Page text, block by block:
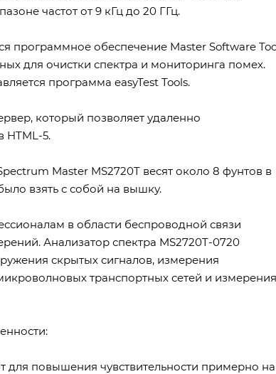
частот от 9 кГц до 20 ГГц.
программное обеспечение Master Software
для очистки спектра и мониторинга помех.
программа easyTest Tools.
который позволяет удаленно
HTML-5.
Master MS2720T весят около 8 фунтов в
взять с собой на вышку.
в области беспроводной связи
Анализатор спектра MS2720T-0720
скрытых сигналов, измерения
транспортных сетей и измерения
повышения чувствительности примерно на